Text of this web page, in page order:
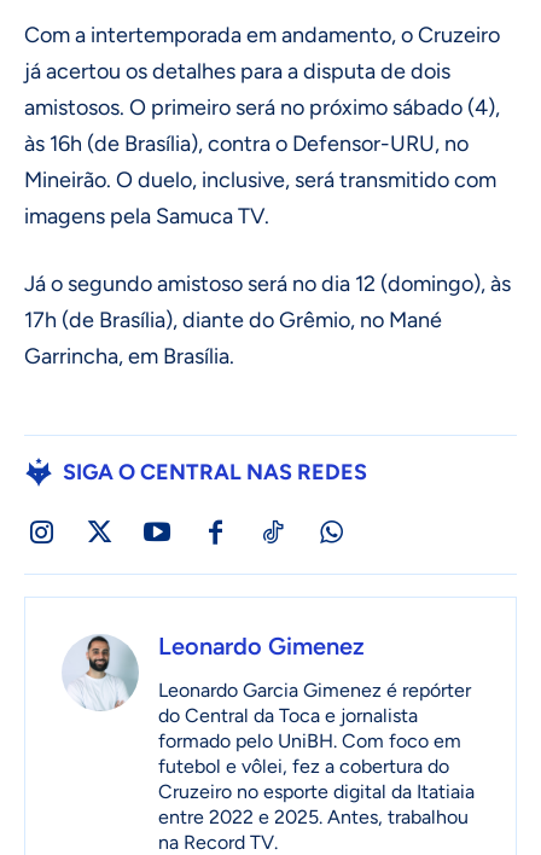
Com a intertemporada em andamento, o Cruzeiro
já acertou os detalhes para a disputa de dois
amistosos. O primeiro será no próximo sábado (4),
às 16h (de Brasília), contra o Defensor-URU, no
Mineirão. O duelo, inclusive, será transmitido com
imagens pela Samuca TV.
Já o segundo amistoso será no dia 12 (domingo), às
17h (de Brasília), diante do Grêmio, no Mané
Garrincha, em Brasília.
SIGA O CENTRAL NAS REDES
Leonardo Gimenez
Leonardo Garcia Gimenez é repórter
do Central da Toca e jornalista
formado pelo UniBH. Com foco em
futebol e vôlei, fez a cobertura do
Cruzeiro no esporte digital da Itatiaia
entre 2022 e 2025. Antes, trabalhou
na Record TV.